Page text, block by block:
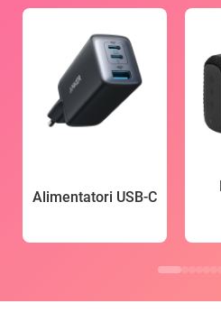
Alimentatori USB-C